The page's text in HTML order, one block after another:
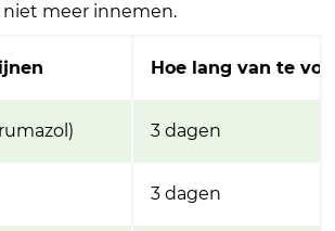
meer innemen.
Hoe lang van te
3 dagen
3 dagen